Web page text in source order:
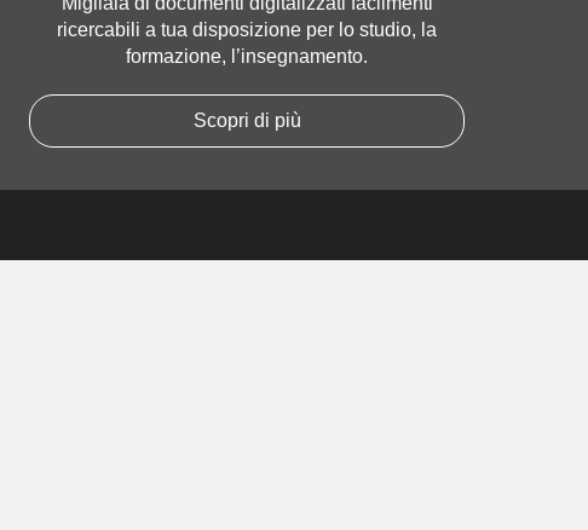
ricercabili a tua disposizione per lo studio, la
formazione, l’insegnamento.
Scopri di più